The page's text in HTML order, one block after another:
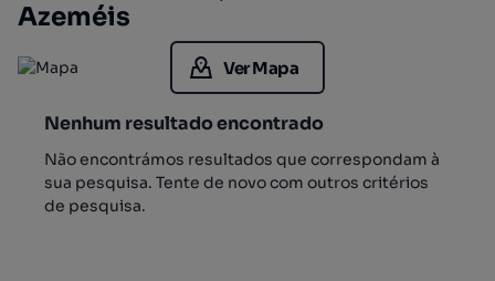
Azeméis
Ver Mapa
Nenhum resultado encontrado
Não encontrámos resultados que correspondam à
sua pesquisa. Tente de novo com outros critérios
de pesquisa.